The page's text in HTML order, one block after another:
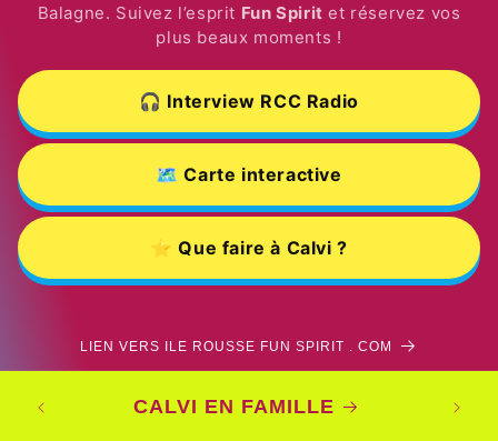
Balagne. Suivez l’esprit Fun Spirit et réservez vos
plus beaux moments !
🎧 Interview RCC Radio
🗺️ Carte interactive
⭐ Que faire à Calvi ?
LIEN VERS ILE ROUSSE FUN SPIRIT . COM
CALVI EN FAMILLE